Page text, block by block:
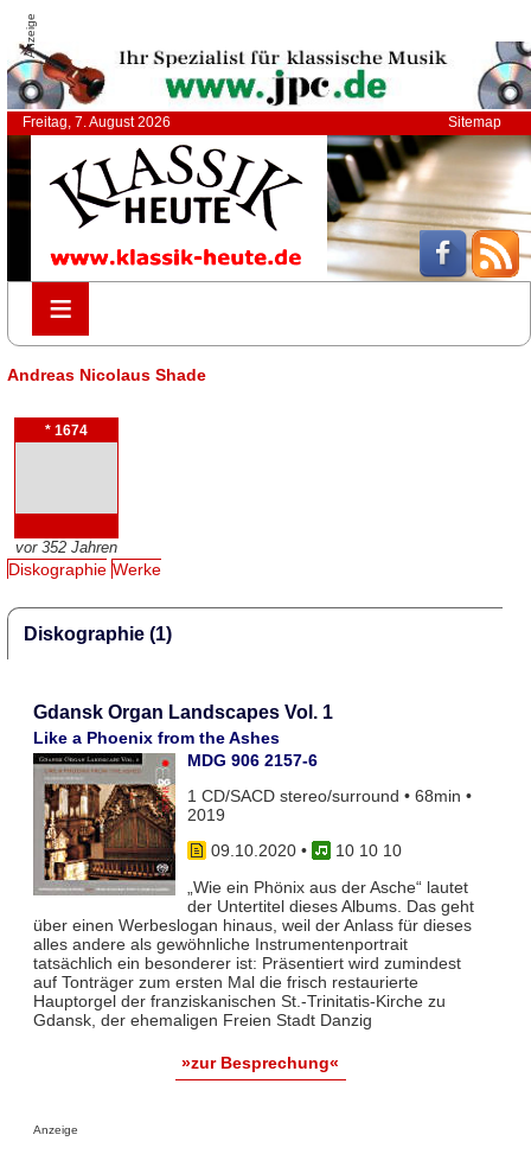
Anzeige
Freitag, 7. August 2026 Sitemap
≡
≡
Andreas Nicolaus Shade
* 1674
vor 352 Jahren
Diskographie Werke
Diskographie (1)
Gdansk Organ Landscapes Vol. 1
Like a Phoenix from the Ashes
MDG 906 2157-6
1 CD/SACD stereo/surround • 68min •
2019
09.10.2020•
10 10 10
„Wie ein Phönix aus der Asche“ lautet
der Untertitel dieses Albums. Das geht
über einen Werbeslogan hinaus, weil der Anlass für dieses
alles andere als gewöhnliche Instrumentenportrait
tatsächlich ein besonderer ist: Präsentiert wird zumindest
auf Tonträger zum ersten Mal die frisch restaurierte
Hauptorgel der franziskanischen St.-Trinitatis-Kirche zu
Gdansk, der ehemaligen Freien Stadt Danzig
»zur Besprechung«
Anzeige